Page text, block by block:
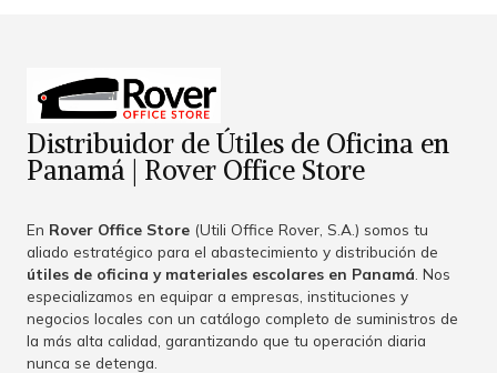
Distribuidor de Útiles de Oficina en
Panamá | Rover Office Store
En Rover Office Store (Utili Office Rover, S.A.) somos tu
aliado estratégico para el abastecimiento y distribución de
útiles de oficina y materiales escolares en Panamá . Nos
especializamos en equipar a empresas, instituciones y
negocios locales con un catálogo completo de suministros de
la más alta calidad, garantizando que tu operación diaria
nunca se detenga.